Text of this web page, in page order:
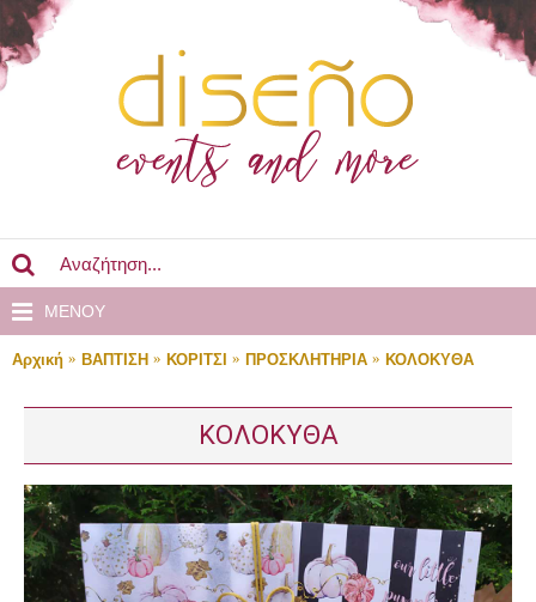
MENOY
Αρχική ΒΑΠΤΙΣΗ ΚΟΡΙΤΣΙ ΠΡΟΣΚΛΗΤΗΡΙΑ ΚΟΛΟΚΥΘΑ
ΚΟΛΟΚΥΘΑ